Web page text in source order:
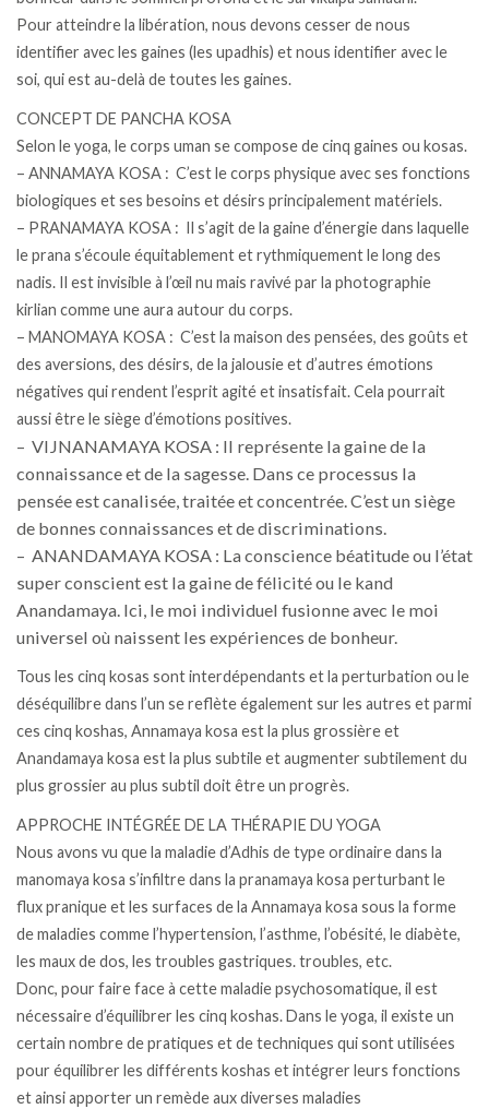
Pour atteindre la libération, nous devons cesser de nous
identifier avec les gaines (les upadhis) et nous identifier avec le
soi, qui est au-delà de toutes les gaines.
CONCEPT DE PANCHA KOSA
Selon le yoga, le corps uman se compose de cinq gaines ou kosas.
– ANNAMAYA KOSA : C’est le corps physique avec ses fonctions
biologiques et ses besoins et désirs principalement matériels.
– PRANAMAYA KOSA : Il s’agit de la gaine d’énergie dans laquelle
le prana s’écoule équitablement et rythmiquement le long des
nadis. Il est invisible à l’œil nu mais ravivé par la photographie
kirlian comme une aura autour du corps.
– MANOMAYA KOSA : C’est la maison des pensées, des goûts et
des aversions, des désirs, de la jalousie et d’autres émotions
négatives qui rendent l’esprit agité et insatisfait. Cela pourrait
aussi être le siège d’émotions positives.
– VIJNANAMAYA KOSA : Il représente la gaine de la
connaissance et de la sagesse. Dans ce processus la
pensée est canalisée, traitée et concentrée. C’est un siège
de bonnes connaissances et de discriminations.
– ANANDAMAYA KOSA : La conscience béatitude ou l’état
super conscient est la gaine de félicité ou le kand
Anandamaya. Ici, le moi individuel fusionne avec le moi
universel où naissent les expériences de bonheur.
Tous les cinq kosas sont interdépendants et la perturbation ou le
déséquilibre dans l’un se reflète également sur les autres et parmi
ces cinq koshas, ​​Annamaya kosa est la plus grossière et
Anandamaya kosa est la plus subtile et augmenter subtilement du
plus grossier au plus subtil doit être un progrès.
APPROCHE INTÉGRÉE DE LA THÉRAPIE DU YOGA
Nous avons vu que la maladie d’Adhis de type ordinaire dans la
manomaya kosa s’infiltre dans la pranamaya kosa perturbant le
flux pranique et les surfaces de la Annamaya kosa sous la forme
de maladies comme l’hypertension, l’asthme, l’obésité, le diabète,
les maux de dos, les troubles gastriques. troubles, etc.
Donc, pour faire face à cette maladie psychosomatique, il est
nécessaire d’équilibrer les cinq koshas. Dans le yoga, il existe un
certain nombre de pratiques et de techniques qui sont utilisées
pour équilibrer les différents koshas et intégrer leurs fonctions
et ainsi apporter un remède aux diverses maladies